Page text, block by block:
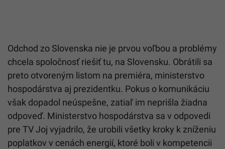
Odchod zo Slovenska nie je prvou voľbou a problémy
chcela spoločnosť riešiť tu, na Slovensku. Obrátili sa
preto otvoreným listom na premiéra, ministerstvo
hospodárstva aj prezidentku. Pokus o komunikáciu
však dopadol neúspešne, zatiaľ im neprišla žiadna
odpoveď. Ministerstvo hospodárstva sa v odpovedi
pre TV Joj vyjadrilo, že urobili všetky kroky k zníženiu
poplatkov v cenách energií, ktoré boli v kompetencii